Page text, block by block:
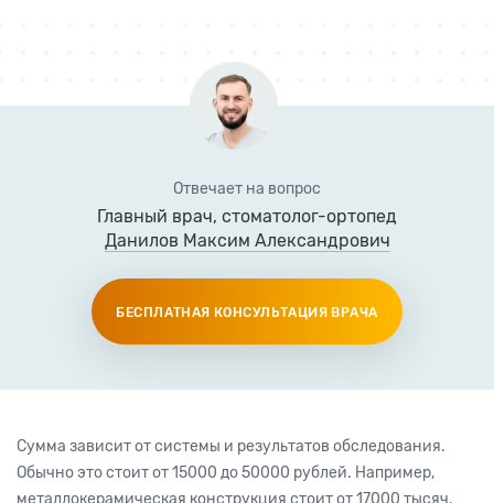
Отвечает на вопрос
Главный врач, стоматолог-ортопед
Данилов Максим Александрович
БЕСПЛАТНАЯ КОНСУЛЬТАЦИЯ ВРАЧА
Сумма зависит от системы и результатов обследования.
Обычно это стоит от 15000 до 50000 рублей. Например,
металлокерамическая конструкция стоит от 17000 тысяч.